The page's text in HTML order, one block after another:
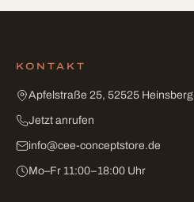
KONTAKT
Apfelstraße 25, 52525 Heinsberg
Jetzt anrufen
info@cee-conceptstore.de
Mo–Fr 11:00–18:00 Uhr